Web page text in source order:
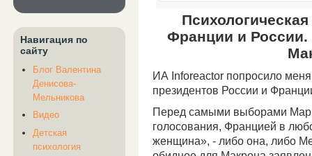
Навигация по
сайту
Блог Валентина
Денисова-
Мельникова
Видео
Детская
психология
Франции и
ИА Inforeactor попросило
президентов России и
Перед самыми выборами
голосования, Францией в
женщина», - либо она, либо